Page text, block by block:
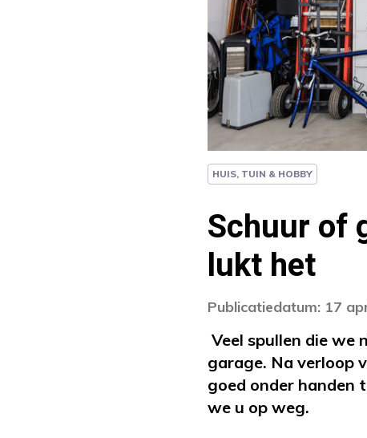
HUIS, TUIN & HOBBY
Schuur of
lukt het
Publicatiedatum: 17
Veel spullen die we
garage. Na verloop
goed onder handen
we u op weg.